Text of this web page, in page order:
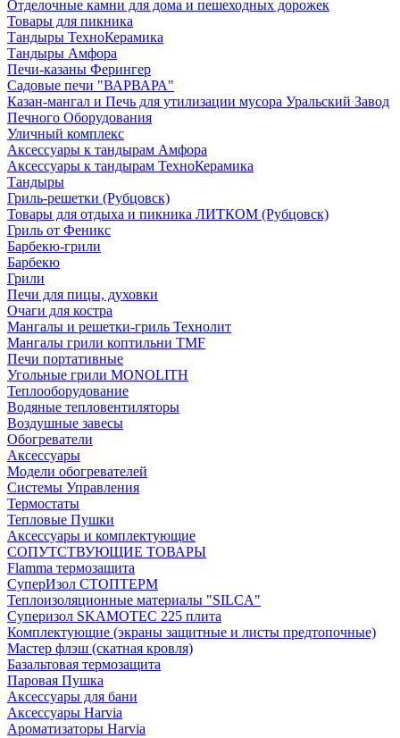
Отделочные камни для дома и пешеходных дорожек
Товары для пикника
Тандыры ТехноКерамика
Тандыры Амфора
Печи-казаны Ферингер
Садовые печи "ВАРВАРА"
Казан-мангал и Печь для утилизации мусора Уральский Завод
Печного Оборудования
Уличный комплекс
Аксессуары к тандырам Амфора
Аксессуары к тандырам ТехноКерамика
Тандыры
Гриль-решетки (Рубцовск)
Товары для отдыха и пикника ЛИТКОМ (Рубцовск)
Гриль от Феникс
Барбекю-грили
Барбекю
Грили
Печи для пицы, духовки
Очаги для костра
Мангалы и решетки-гриль Технолит
Мангалы грили коптильни TMF
Печи портативные
Угольные грили MONOLITH
Теплооборудование
Водяные тепловентиляторы
Воздушные завесы
Обогреватели
Аксессуары
Модели обогревателей
Системы Управления
Термостаты
Тепловые Пушки
Аксессуары и комплектующие
СОПУТСТВУЮЩИЕ ТОВАРЫ
Flamma термозащита
СуперИзол СТОПТЕРМ
Теплоизоляционные материалы "SILCA"
Суперизол SKAMOTEC 225 плита
Комплектующие (экраны защитные и листы предтопочные)
Мастер флэш (скатная кровля)
Базальтовая термозащита
Паровая Пушка
Аксессуары для бани
Аксессуары Harvia
Ароматизаторы Harvia